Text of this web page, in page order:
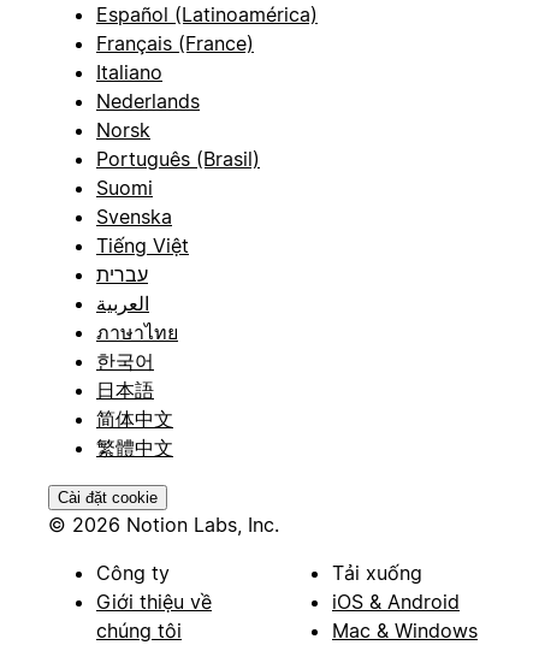
Español (Latinoamérica)
Français (France)
Italiano
Nederlands
Norsk
Português (Brasil)
Suomi
Svenska
Tiếng Việt
עברית
العربية
ภาษาไทย
한국어
日本語
简体中文
繁體中文
Cài đặt cookie
© 2026 Notion Labs, Inc.
Công ty
Giới thiệu về
chúng tôi
Tải xuống
iOS & Android
Mac & Windows